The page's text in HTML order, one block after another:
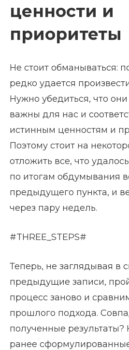
ценности и
приоритеты
Не стоит обманываться:
редко удается
Нужно убедиться, что
важны для нас и
истинным ценностям и
Поэтому стоит на
отложить все, что
по итогам обдумывания
предыдущего пункта, и
через пару недель.
#THREE_STEPS#
Теперь, не заглядывая в
предыдущие записи,
процесс заново и
прошлого подхода.
полученные результаты?
ранее